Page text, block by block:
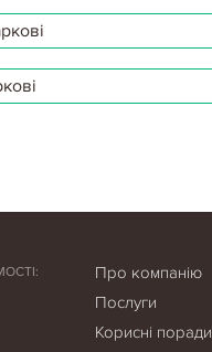
Про компанію
Послуги
Корисні поради